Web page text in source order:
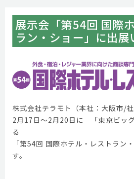
展示会「第54回 国際
ラン・ショー」に出展
株式会社テラモト（本社：大阪市/
2月17日～2月20日に 「東京ビッ
る
「第54回 国際ホテル・レストラン
す。